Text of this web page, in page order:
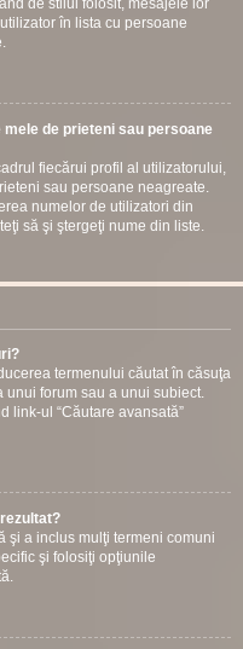
de stilul folosit, mesajele lor
în lista cu persoane
de prieteni sau persoane
fiecărui profil al utilizatorului,
sau persoane neagreate.
numelor de utilizatori din
să şi ştergeţi nume din liste.
termenului căutat în căsuţa
forum sau a unui subiect.
link-ul “Căutare avansată”
şi a inclus mulţi termeni comuni
şi folosiţi opţiunile